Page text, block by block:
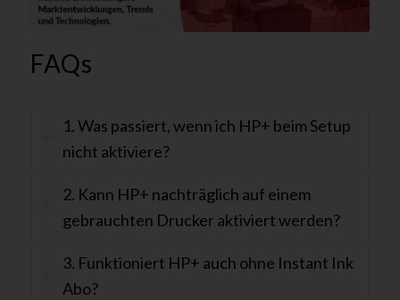
FAQs
1. Was passiert, wenn ich HP+ beim Setup
nicht aktiviere?
2. Kann HP+ nachträglich auf einem
gebrauchten Drucker aktiviert werden?
3. Funktioniert HP+ auch ohne Instant Ink
Abo?